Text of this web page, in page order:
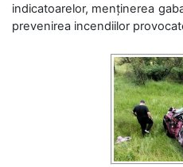
indicatoarelor, menținerea
prevenirea incendiilor